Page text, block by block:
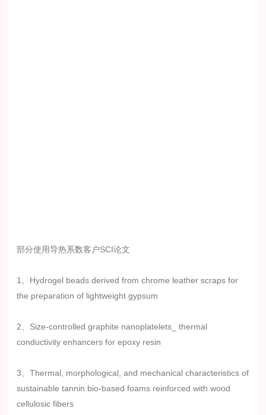
部分使用导热系数客户SCI论文
1、Hydrogel beads derived from chrome leather scraps for
the preparation of lightweight gypsum
2、Size-controlled graphite nanoplatelets_ thermal
conductivity enhancers for epoxy resin
3、Thermal, morphological, and mechanical characteristics of
sustainable tannin bio-based foams reinforced with wood
cellulosic fibers